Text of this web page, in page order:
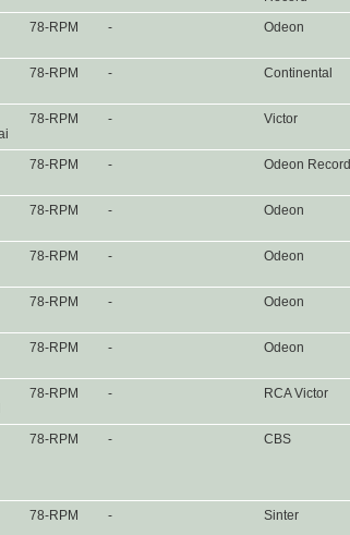
78-RPM - Odeon
78-RPM - Continental
78-RPM - Victor
78-RPM - Odeon Record
78-RPM - Odeon
78-RPM - Odeon
78-RPM - Odeon
78-RPM - Odeon
78-RPM - RCA Victor
78-RPM - CBS
78-RPM - Sinter